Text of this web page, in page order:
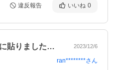
違反報告 いいね 0
キッチンカウンターの下に貼りました。と… 2023/12/6
ran********さん